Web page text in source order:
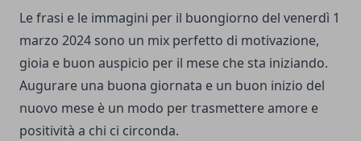
Le frasi e le immagini per il buongiorno del venerdì 1
marzo 2024 sono un mix perfetto di motivazione,
gioia e buon auspicio per il mese che sta iniziando.
Augurare una buona giornata e un buon inizio del
nuovo mese è un modo per trasmettere amore e
positività a chi ci circonda.